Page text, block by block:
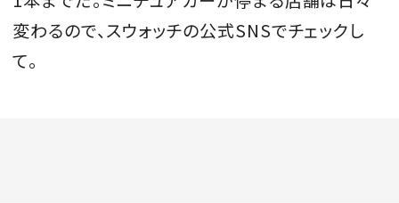
変わるので、スウォッチの公式SNSでチェックし
て。